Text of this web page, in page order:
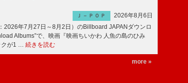
Ｊ－ＰＯＰ
2026年8月6日
年7月27日～8月2日）のBillboard JAPANダウンロ
Albums”で、映画『映画ちいかわ 人魚の島のひみ
クが1 … 続きを読む
more »